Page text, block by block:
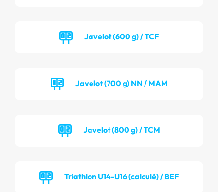
Javelot (600 g) / TCF
Javelot (700 g) NN / MAM
Javelot (800 g) / TCM
Triathlon U14-U16 (calculé) / BEF